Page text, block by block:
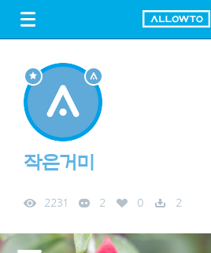
FREE DOWNLOAD
작은거미
2231 2 0 2